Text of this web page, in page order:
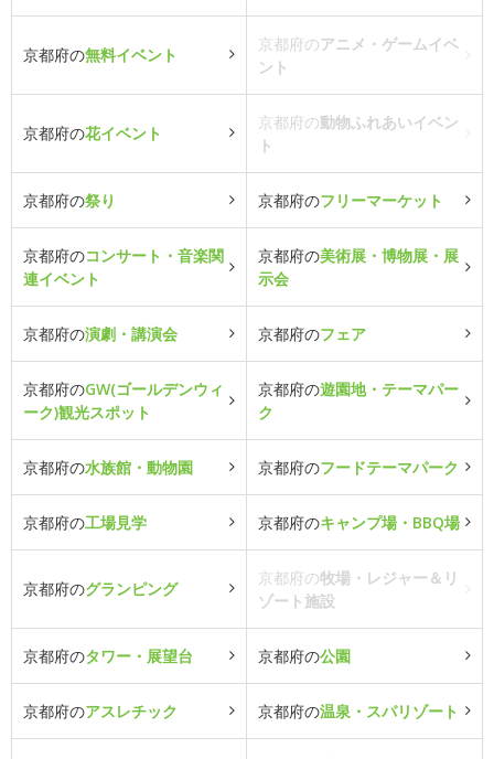
京都府の無料イベント
京都府のアニメ・ゲームイベ
ント
京都府の花イベント
京都府の動物ふれあいイベン
ト
京都府の祭り 京都府のフリーマーケット
京都府のコンサート・音楽関
連イベント
京都府の美術展・博物展・展
示会
京都府の演劇・講演会 京都府のフェア
京都府のGW(ゴールデンウィ
ーク)観光スポット
京都府の遊園地・テーマパー
ク
京都府の水族館・動物園 京都府のフードテーマパーク
京都府の工場見学 京都府のキャンプ場・BBQ場
京都府のグランピング
京都府の牧場・レジャー＆リ
ゾート施設
京都府のタワー・展望台 京都府の公園
京都府のアスレチック 京都府の温泉・スパリゾート